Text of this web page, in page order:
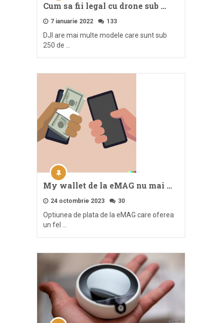
Cum sa fii legal cu drone sub …
7 ianuarie 2022 133
DJI are mai multe modele care sunt sub
250 de …
My wallet de la eMAG nu mai …
24 octombrie 2023 30
Optiunea de plata de la eMAG care oferea
un fel …